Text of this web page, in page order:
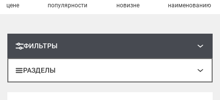
РАЗДЕЛЫ
ФИЛЬТРЫ
цене
популярности новизне наименованию